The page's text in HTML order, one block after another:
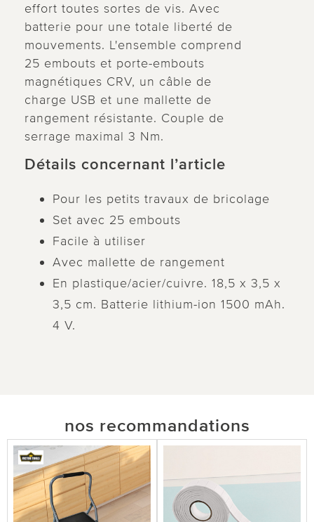
effort toutes sortes de vis. Avec
batterie pour une totale liberté de
mouvements. L'ensemble comprend
25 embouts et porte-embouts
magnétiques CRV, un câble de
charge USB et une mallette de
rangement résistante. Couple de
serrage maximal 3 Nm.
Détails concernant l’article
Pour les petits travaux de bricolage
Set avec 25 embouts
Facile à utiliser
Avec mallette de rangement
En plastique/acier/cuivre. 18,5 x 3,5 x
3,5 cm. Batterie lithium-ion 1500 mAh.
4 V.
nos recommandations